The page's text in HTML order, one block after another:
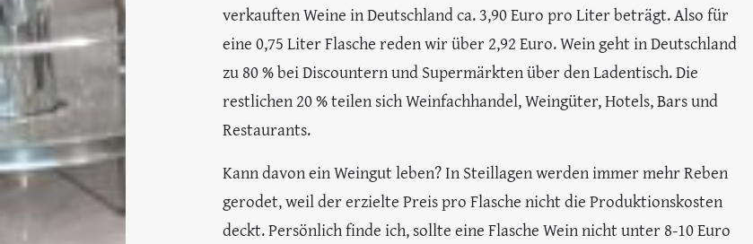
verkauften Weine in Deutschland ca. 3,90 Euro pro Liter beträgt. Also für
eine 0,75 Liter Flasche reden wir über 2,92 Euro. Wein geht in Deutschland
zu 80 % bei Discountern und Supermärkten über den Ladentisch. Die
restlichen 20 % teilen sich Weinfachhandel, Weingüter, Hotels, Bars und
Restaurants.
Kann davon ein Weingut leben? In Steillagen werden immer mehr Reben
gerodet, weil der erzielte Preis pro Flasche nicht die Produktionskosten
deckt. Persönlich finde ich, sollte eine Flasche Wein nicht unter 8-10 Euro